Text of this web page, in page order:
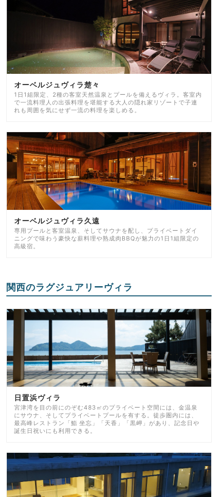
オーベルジュヴィラ楚々
1日1組限定、2種の客室天然温泉とプールを備えるヴィラ。客室内
で一流料理人の出張料理を堪能する大人の隠れ家リゾートで子連
れも周囲を気にせず一流の料理を楽しめる。
オーベルジュヴィラ久遠
専用プールと客室温泉、そしてサウナを配し、プライベートダイ
ニングで味わう豪快な薪料理や熟成肉BBQが魅力の1日1組限定の
高級宿。
関西のラグジュアリーヴィラ
日置浜ヴィラ
宮津湾を目の前にのぞむ483㎡のプライベート空間には、金温泉
にサウナ、そしてプライベートプールを有する。徒歩圏内には、
最高峰レストラン「鮨 坐忘」「天香」「黒岬」があり、記念日や
誕生日祝いにも利用できる。